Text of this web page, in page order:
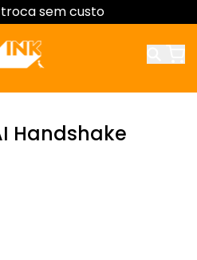
sem custo
Handshake